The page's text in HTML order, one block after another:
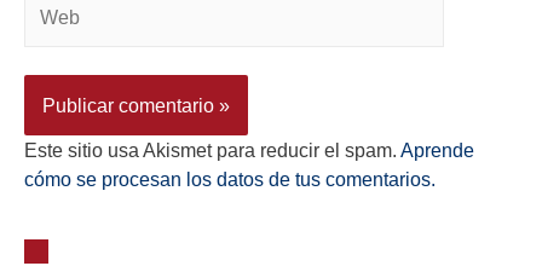
Este sitio usa Akismet para reducir el spam. Aprende
cómo se procesan los datos de tus comentarios.